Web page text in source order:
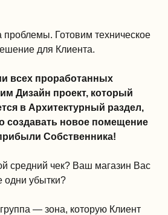
проблемы. Готовим техническое
для Клиента.
всех проработанных
Дизайн проект, который
в Архитектурный раздел,
создавать новое помещение
Собственника!
средний чек? Ваш магазин Вас
одни убытки?
— зона, которую Клиент